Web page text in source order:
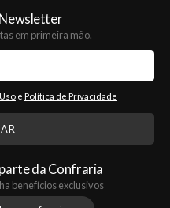
em primeira mão.
e Política de Privacidade
parte da Confraria
benefícios exclusivos